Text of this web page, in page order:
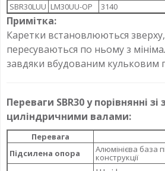
SBR30LUU LM30UU-OP 3140
Примітка:
Каретки встановлюються
пересуваються по ньому з
завдяки вбудованим кульковим
Переваги SBR30 у порівнянні
циліндричними валами:
Перевага
Підсилена опора
Алюмінієва база
конструкції